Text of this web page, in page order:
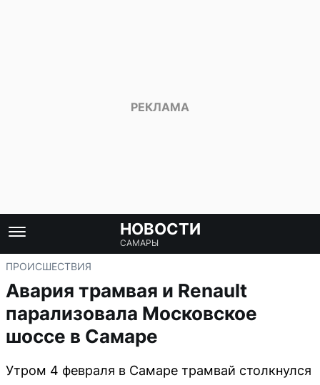
НОВОСТИ
САМАРЫ
ПРОИСШЕСТВИЯ
Авария трамвая и Renault
парализовала Московское
шоссе в Самаре
Утром 4 февраля в Самаре трамвай столкнулся